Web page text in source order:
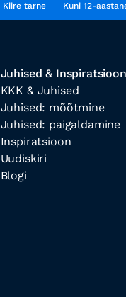
Kiire tarne Kuni 12-
Juhised & Inspiratsioon
KKK & Juhised
Juhised: mõõtmine
Juhised: paigaldamine
Inspiratsioon
Uudiskiri
Blogi